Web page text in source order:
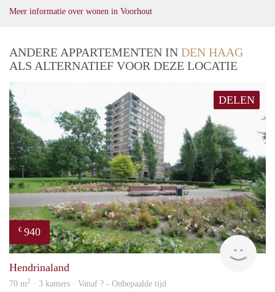
Meer informatie over wonen in Voorhout
ANDERE APPARTEMENTEN IN DEN HAAG
ALS ALTERNATIEF VOOR DEZE LOCATIE
DELEN
€ 940
rent
Hendrinaland
70 m2 · 3 kamers · Vanaf ? - Onbepaalde tijd